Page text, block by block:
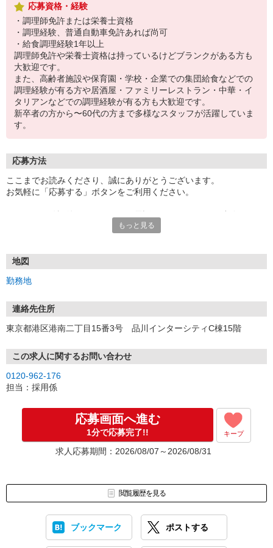
応募資格・経験
・調理師免許または栄養士資格
・調理経験、普通自動車免許あれば尚可
・給食調理経験1年以上
調理師免許や栄養士資格は持っているけどブランクがある方も
大歓迎です。
また、高齢者施設や保育園・学校・企業での集団給食などでの
調理経験が有る方や居酒屋・ファミリーレストラン・中華・イ
タリアンなどでの調理経験が有る方も大歓迎です。
新卒者の方から〜60代の方まで多様なスタッフが活躍していま
す。
応募方法
ここまでお読みくださり、誠にありがとうございます。
お気軽に「応募する」ボタンをご利用ください。
お電話の際は「イーアイデムを見た」と伝えるとスムーズです。
もっと見る
地図
勤務地
連絡先住所
東京都港区港南二丁目15番3号 品川インターシティC棟15階
この求人に関するお問い合わせ
0120-962-176
担当：採用係
応募画面へ進む
1分で応募完了!! キープ
求人応募期間：2026/08/07～2026/08/31
閲覧履歴を見る
ブックマーク ポストする